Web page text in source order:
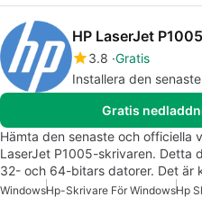
HP LaserJet
3.8 Gratis
Installera den
Gratis
Hämta den senaste och officiella
LaserJet P1005-skrivaren. Detta
32- och 64-bitars datorer. Det är
WindowsHp-Skrivare För WindowsHp